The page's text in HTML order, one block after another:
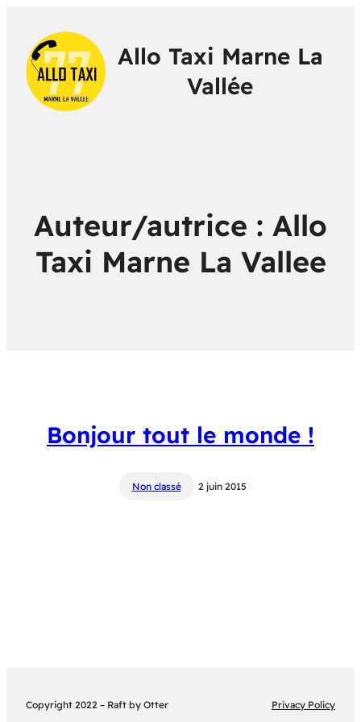
Allo Taxi Marne La
Vallée
Auteur/autrice : Allo
Taxi Marne La Vallee
Bonjour tout le monde !
Non classé 2 juin 2015
Copyright 2022 – Raft by Otter Privacy Policy